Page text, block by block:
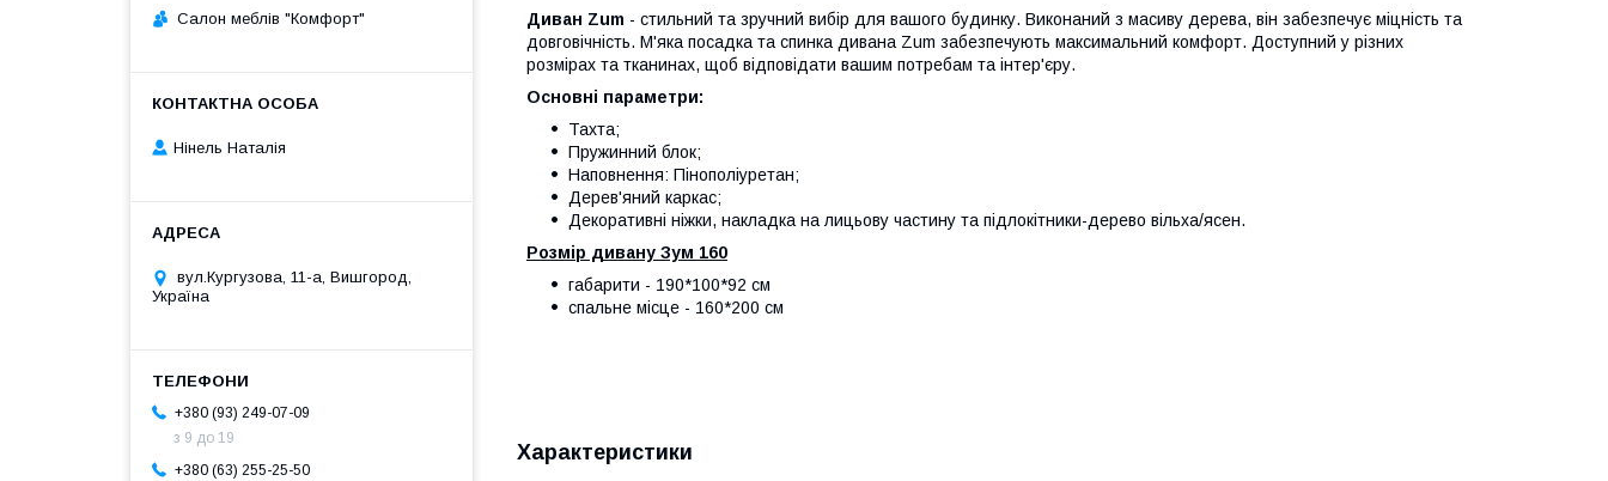
Диван Zum - стильний та зручний вибір для вашого будинку. Виконаний з масиву дерева, він забезпечує міцність та
довговічність. М'яка посадка та спинка дивана Zum забезпечують максимальний комфорт. Доступний у різних
розмірах та тканинах, щоб відповідати вашим потребам та інтер'єру.
Основні параметри:
Тахта;
Пружинний блок;
Наповнення: Пінополіуретан;
Дерев'яний каркас;
Декоративні ніжки, накладка на лицьову частину та підлокітники-дерево вільха/ясен.
Розмір дивану Зум 160
габарити - 190*100*92 см
спальне місце - 160*200 см
Характеристики
Салон меблів "Комфорт"
Нінель Наталія
вул.Кургузова, 11-а, Вишгород,
Україна
+380 (93) 249-07-09
з 9 до 19
+380 (63) 255-25-50